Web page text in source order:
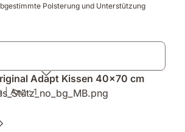
Polsterung und Unterstützung
Adapt Kissen 40x70 cm
| Anz.: 1